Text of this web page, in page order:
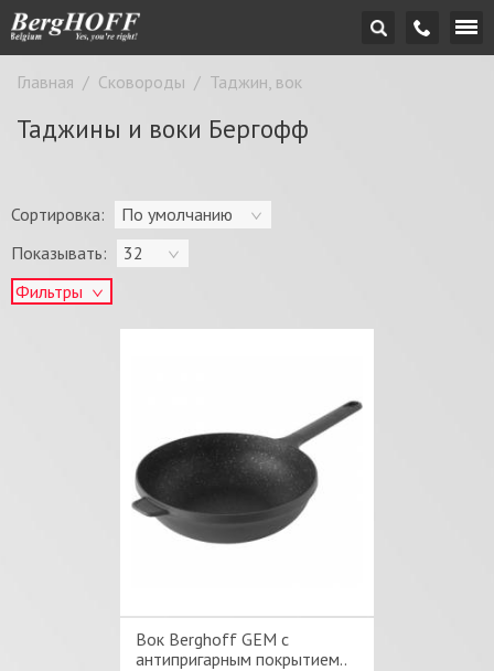
Главная / Сковороды / Таджин, вок
Таджины и воки Бергофф
Сортировка:
По умолчанию
Показывать:
32
Фильтры
Вок Berghoff GEM с
антипригарным покрытием..